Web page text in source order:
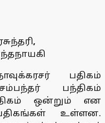
,
பதிகம்
பந்திகம்
ஒன்றும் என
உள்ளன.